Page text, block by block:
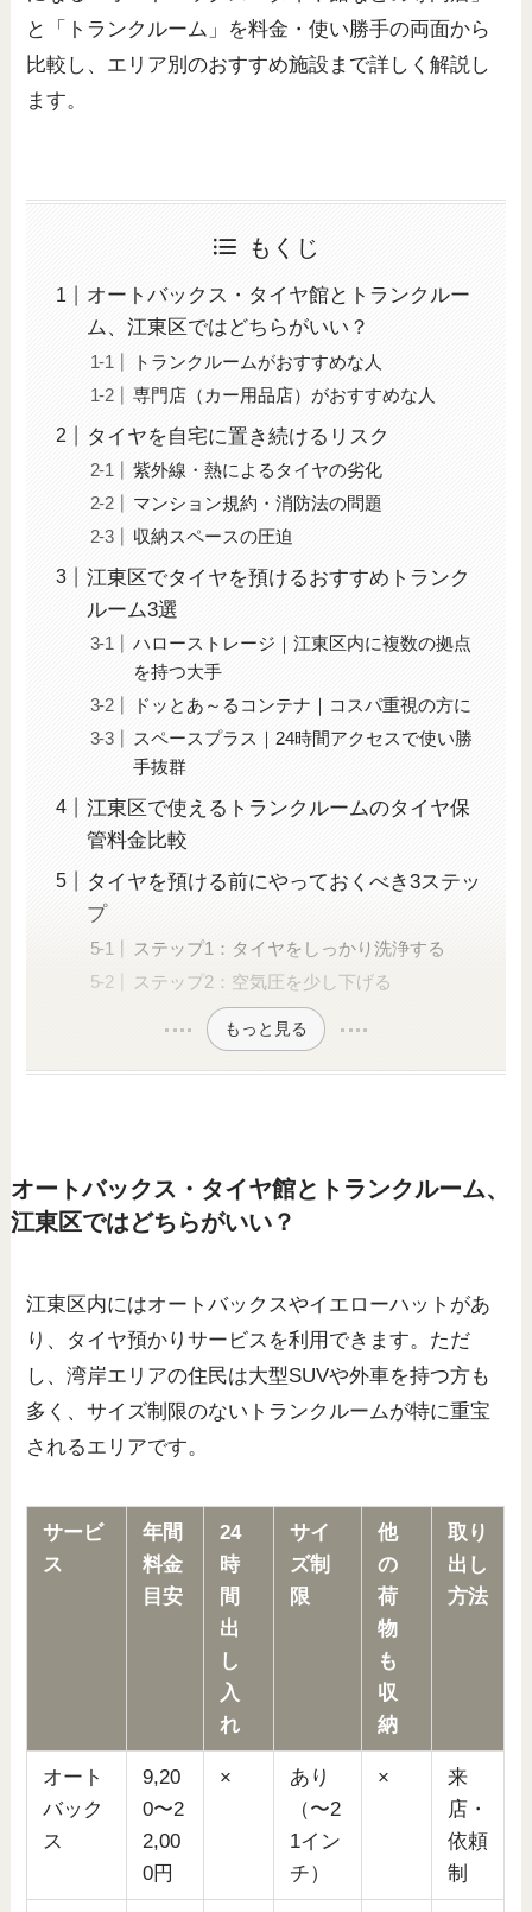
と「トランクルーム」を料金・使い勝手の両面から
比較し、エリア別のおすすめ施設まで詳しく解説し
ます。
もくじ
オートバックス・タイヤ館とトランクルー
ム、江東区ではどちらがいい？
トランクルームがおすすめな人
専門店（カー用品店）がおすすめな人
タイヤを自宅に置き続けるリスク
紫外線・熱によるタイヤの劣化
マンション規約・消防法の問題
収納スペースの圧迫
江東区でタイヤを預けるおすすめトランク
ルーム3選
ハローストレージ｜江東区内に複数の拠点
を持つ大手
ドッとあ～るコンテナ｜コスパ重視の方に
スペースプラス｜24時間アクセスで使い勝
手抜群
江東区で使えるトランクルームのタイヤ保
管料金比較
タイヤを預ける前にやっておくべき3ステッ
プ
ステップ1：タイヤをしっかり洗浄する
ステップ2：空気圧を少し下げる
もっと見る
オートバックス・タイヤ館とトランクルーム、
江東区ではどちらがいい？
江東区内にはオートバックスやイエローハットがあ
り、タイヤ預かりサービスを利用できます。ただ
し、湾岸エリアの住民は大型SUVや外車を持つ方も
多く、サイズ制限のないトランクルームが特に重宝
されるエリアです。
サービ
ス
年間
料金
目安
24
時
間
出
し
入
れ
サイ
ズ制
限
他
の
荷
物
も
収
納
取り
出し
方法
オート
バック
ス
9,20
0〜2
2,00
0円
×
あり
（〜2
1イン
チ）
×
来
店・
依頼
制